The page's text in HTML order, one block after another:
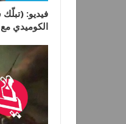
فيديو:
الكوميدي مع